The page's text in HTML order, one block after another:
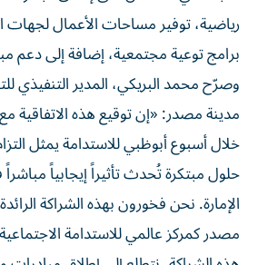
رياضية، توفير مساحات الأعمال لجهات
برامج توعية مجتمعية، إضافة إلى دعم
وصرّح محمد البريكي، المدير التنفيذي
مدينة مصدر: «إن توقيع هذه الاتفاقية
خلال أسبوع أبوظبي للاستدامة يمثل
حلول مبتكرة تُحدث تأثيراً إيجابياً
الإمارة. نحن فخورون بهذه الشراكة
مصدر كمركز عالمي للاستدامة